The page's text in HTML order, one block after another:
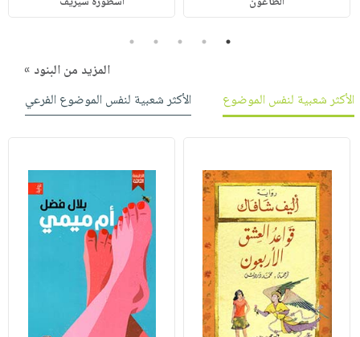
1
2
3
4
5
المزيد من البنود »
الأكثر شعبية لنفس الموضوع
الأكثر شعبية لنفس الموضوع الفرعي